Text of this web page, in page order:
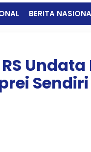
BERITA
Sendiri